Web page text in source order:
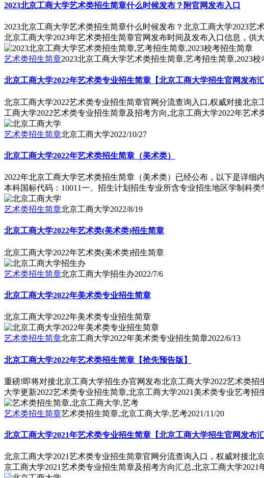
2023北京工商大学艺术类招生简章什么时候发布？附官网发布入口
2023北京工商大学艺术类招生简章什么时候发布？北京工商大学2023
北京工商大学2023年艺术类招生简章官网发布时间及发布入口信息，供
艺术类招生简章2023北京工商大学艺术类招生简章,艺考招生简章,2023校
北京工商大学2022年艺术类专业招生简章【北京工商大学招生官网发布汇
北京工商大学2022艺术类专业招生简章官网分流查询入口,权威对接北
工商大学2022艺术类专业招生简章及招考方向,北京工商大学2022年艺术
艺术类招生简章北京工商大学2022/10/27
北京工商大学2022年艺术类招生简章（美术类）
2022年北京工商大学艺术类招生简章（美术类）已经公布，以下是详细
本科国标代码：10011一、招生计划招生专业所含专业招生地区学制科
艺术类招生简章北京工商大学2022/8/19
北京工商大学2022年艺术类(美术类)招生简章
北京工商大学2022年艺术类(美术类)招生简章
艺术类招生简章北京工商大学招生办2022/7/6
北京工商大学2022年美术类专业招生简章
北京工商大学2022年美术类专业招生简章
艺术类招生简章北京工商大学2022年美术类专业招生简章2022/6/13
北京工商大学2022年艺术类招生简章【抢先预告版】
重磅!即将对接北京工商大学招生办官网发布北京工商大学2022艺术类
大学更新2022艺术类专业招生简章,北京工商大学2021美术类专业艺考招
艺术类招生简章艺术类招生简章,北京工商大学,艺考2021/11/20
北京工商大学2021年艺术类专业招生简章【北京工商大学招生官网发布汇
北京工商大学2021艺术类专业招生简章官网分流查询入口，权威对接
京工商大学2021艺术类专业招生简章及招考方向汇总,北京工商大学2021